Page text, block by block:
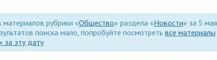
рубрики «Общество» раздела «Новости» за 5 мая
поиска мало, попробуйте посмотреть все материалы
за эту дату.